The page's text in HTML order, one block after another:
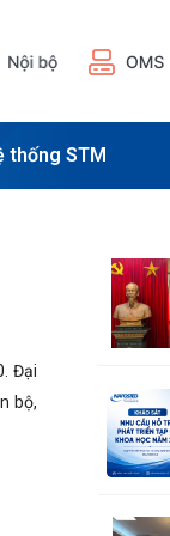
thống STM
Đại
bộ,